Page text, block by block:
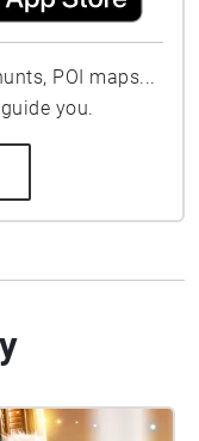
POI maps...
you.